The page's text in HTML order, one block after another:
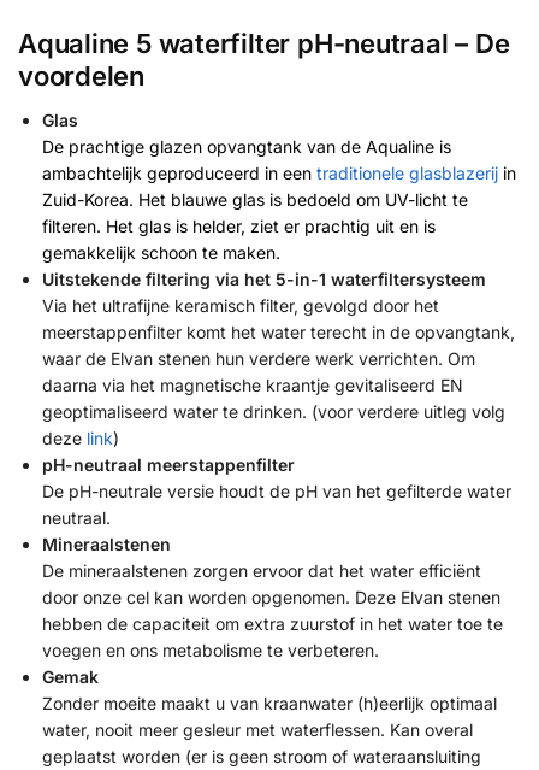
Aqualine 5 waterfilter pH-neutraal – De
voordelen
Glas
De prachtige glazen opvangtank van de Aqualine is
ambachtelijk geproduceerd in een traditionele glasblazerij in
Zuid-Korea. Het blauwe glas is bedoeld om UV-licht te
filteren. Het glas is helder, ziet er prachtig uit en is
gemakkelijk schoon te maken.
Uitstekende filtering via het 5-in-1 waterfiltersysteem
Via het ultrafijne keramisch filter, gevolgd door het
meerstappenfilter komt het water terecht in de opvangtank,
waar de Elvan stenen hun verdere werk verrichten. Om
daarna via het magnetische kraantje gevitaliseerd EN
geoptimaliseerd water te drinken. (voor verdere uitleg volg
deze link)
pH-neutraal meerstappenfilter
De pH-neutrale versie houdt de pH van het gefilterde water
neutraal.
Mineraalstenen
De mineraalstenen zorgen ervoor dat het water efficiënt
door onze cel kan worden opgenomen. Deze Elvan stenen
hebben de capaciteit om extra zuurstof in het water toe te
voegen en ons metabolisme te verbeteren.
Gemak
Zonder moeite maakt u van kraanwater (h)eerlijk optimaal
water, nooit meer gesleur met waterflessen. Kan overal
geplaatst worden (er is geen stroom of wateraansluiting